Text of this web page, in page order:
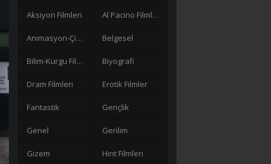
Aksiyon Filmleri Al Pacino Filmleri
Animasyon-Çizgi Filmler Belgesel
Bilim-Kurgu Filmleri Biyografi
Dram Filmleri Erotik Filmler
Fantastik Gençlik
Genel Gerilim
Gizem Hint Filmleri